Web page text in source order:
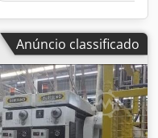
Anúncio classificado